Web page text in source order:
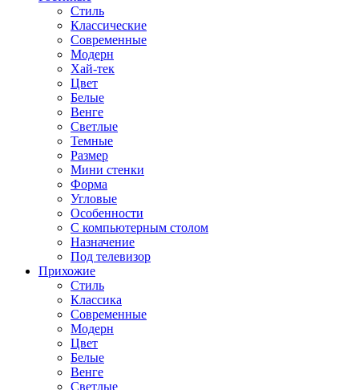
Стиль
Классические
Современные
Модерн
Хай-тек
Цвет
Белые
Венге
Светлые
Темные
Размер
Мини стенки
Форма
Угловые
Особенности
С компьютерным столом
Назначение
Под телевизор
Прихожие
Стиль
Классика
Современные
Модерн
Цвет
Белые
Венге
Светлые